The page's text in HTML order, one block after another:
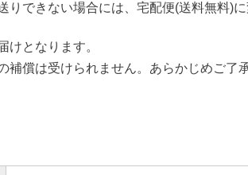
りできない場合には、宅配便(送料無料)
けとなります。
補償は受けられません。あらかじめご了